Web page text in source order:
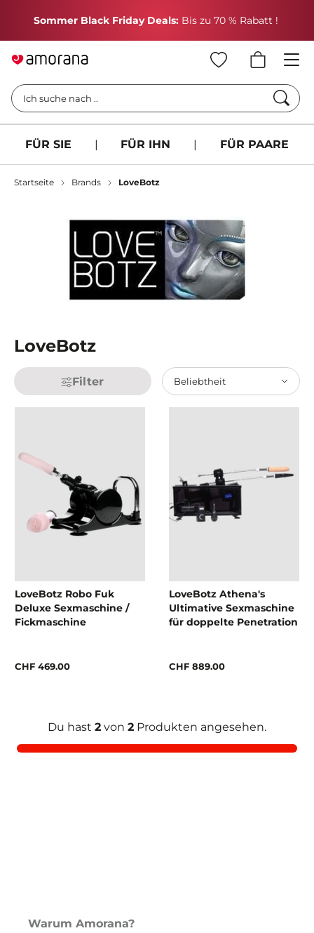
Sommer Black Friday Deals: Bis zu 70 % Rabatt !
Ich suche nach ..
FÜR SIE | FÜR IHN | FÜR PAARE
Startseite Brands LoveBotz
LoveBotz
Filter Beliebtheit
LoveBotz Robo Fuk
Deluxe Sexmaschine /
Fickmaschine
CHF 469.00
LoveBotz Athena's
Ultimative Sexmaschine
für doppelte Penetration
CHF 889.00
Du hast 2 von 2 Produkten angesehen.
Warum Amorana?